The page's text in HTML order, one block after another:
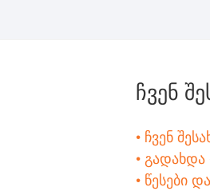
ჩვენ
• ჩვენ
•
• წესები